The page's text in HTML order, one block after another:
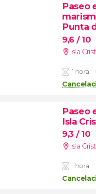
Paseo
Punta
9,6 / 10
Isla
1 hora
Paseo
Isla
9,3 / 10
Isla
1 hora